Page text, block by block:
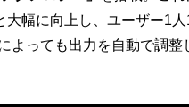
大幅に向上し、ユーザー1
よっても出力を自動で調